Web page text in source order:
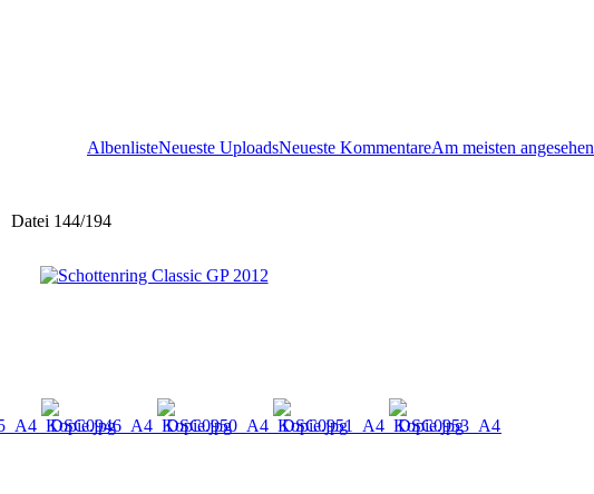
AlbenlisteNeueste UploadsNeueste KommentareAm meisten angesehen
Datei 144/194